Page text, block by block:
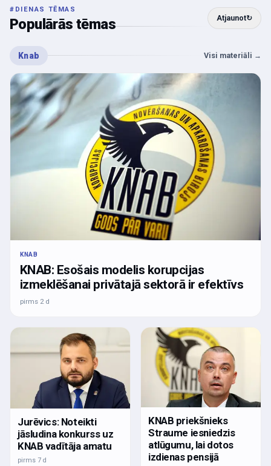
# DIENAS TĒMAS
Populārās tēmas Atjaunot↻
Knab Visi materiāli →
KNAB
KNAB: Esošais modelis korupcijas
izmeklēšanai privātajā sektorā ir efektīvs
pirms 2 d
Jurēvics: Noteikti
jāsludina konkurss uz
KNAB vadītāja amatu
pirms 7 d
KNAB priekšnieks
Straume iesniedzis
atlūgumu, lai dotos
izdienas pensijā